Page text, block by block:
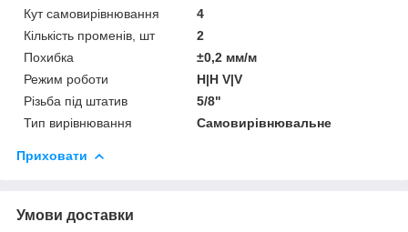
Кут самовирівнювання
4
Кількість променів, шт
2
Похибка
±0,2 мм/м
Режим роботи
H|H V|V
Різьба під штатив
5/8"
Тип вирівнювання
Самовирівнювальне
Приховати
Умови доставки